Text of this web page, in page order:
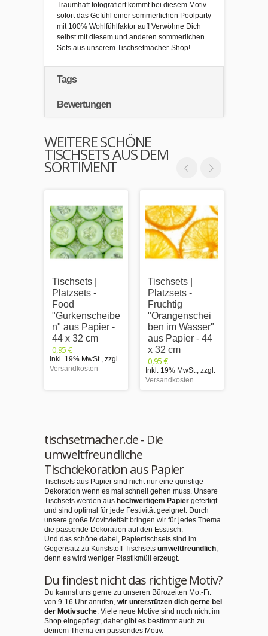
Traumhaft fotografiert kommt bei diesem Motiv
sofort das Gefühl einer sommerlichen Poolparty
mit 100% Wohlfühlfaktor auf! Verwöhne Dich
selbst mit diesem und anderen sommerlichen
Sets aus unserem Tischsetmacher-Shop!
Tags
Bewertungen
WEITERE SCHÖNE
TISCHSETS AUS DEM
SORTIMENT
Tischsets |
Platzsets -
Food
"Gurkenscheibe
n" aus Papier -
44 x 32 cm
0,95 €
Inkl. 19% MwSt., zzgl.
Versandkosten
Tischsets |
Platzsets -
Fruchtig
"Orangenschei
ben im Wasser"
aus Papier - 44
x 32 cm
0,95 €
Inkl. 19% MwSt., zzgl.
Versandkosten
tischsetmacher.de - Die
umweltfreundliche
Tischdekoration aus Papier
Tischsets aus Papier sind nicht nur eine günstige
Dekoration wenn es mal schnell gehen muss. Unsere
Tischsets werden aus hochwertigem Papier gefertigt
und sind optimal für jede Festivität geeignet. Durch
unsere große Movitvielfalt bringen wir für jedes Thema
die passende Dekoration auf den Esstisch.
Und das schöne dabei, Papiertischsets sind im
Gegensatz zu Kunststoff-Tischsets umweltfreundlich,
denn es wird weniger Plastikmüll erzeugt.
Du findest nicht das richtige Motiv?
Du kannst uns gerne zu unseren Bürozeiten Mo.-Fr.
von 9-16 Uhr anrufen, wir unterstützen dich gerne bei
der Motivsuche. Viele neue Motive sind noch nicht im
Shop eingepflegt, daher gibt es bestimmt auch zu
deinem Thema ein passendes Motiv.